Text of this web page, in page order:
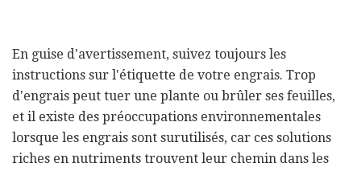
En guise d'avertissement, suivez toujours les
instructions sur l'étiquette de votre engrais. Trop
d'engrais peut tuer une plante ou brûler ses feuilles,
et il existe des préoccupations environnementales
lorsque les engrais sont surutilisés, car ces solutions
riches en nutriments trouvent leur chemin dans les